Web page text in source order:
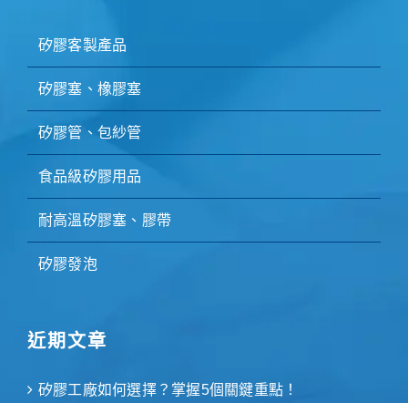
矽膠客製產品
矽膠塞、橡膠塞
矽膠管、包紗管
食品級矽膠用品
耐高溫矽膠塞、膠帶
矽膠發泡
近期文章
矽膠工廠如何選擇？掌握5個關鍵重點！